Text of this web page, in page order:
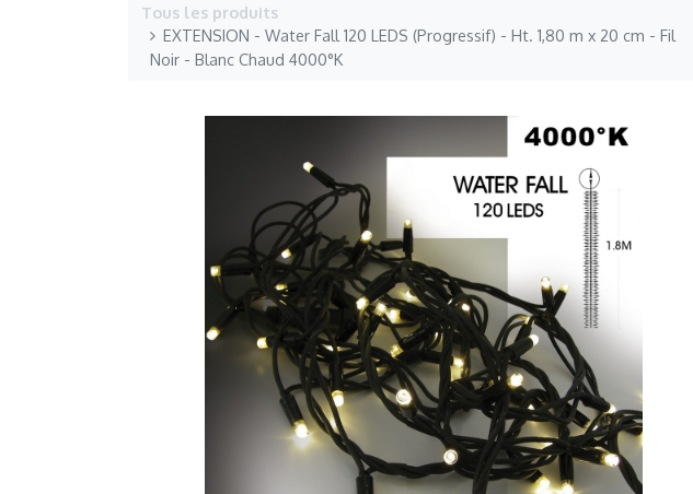
Tous les produits
EXTENSION - Water Fall 120 LEDS (Progressif) - Ht. 1,80 m x 20 cm - Fil
Noir - Blanc Chaud 4000°K
Professionnels
Paysagistes
Immobiliers
Hôtellerie CHR
Distributeurs Pays
Informations
Politique de
confidentialité
Propriété
intellectuelle
Conditions Générales